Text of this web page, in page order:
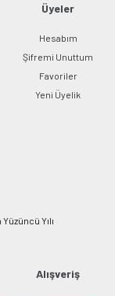
Üyeler
Hesabım
Şifremi Unuttum
Favoriler
Yeni Üyelik
Alışveriş